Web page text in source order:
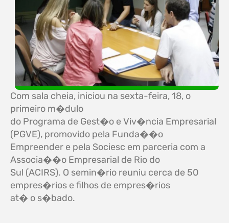
Com sala cheia, iniciou na sexta-feira, 18, o
primeiro m�dulo
do Programa de Gest�o e Viv�ncia Empresarial
(PGVE), promovido pela Funda��o
Empreender e pela Sociesc em parceria com a
Associa��o Empresarial de Rio do
Sul (ACIRS). O semin�rio reuniu cerca de 50
empres�rios e filhos de empres�rios
at� o s�bado.